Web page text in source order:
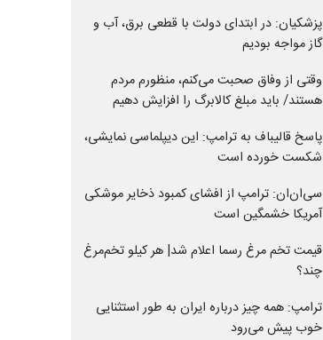
پزشکیان: در ابتدای دولت با قطعی برق، آب و
گاز مواجه بودیم
وقتی از وفاق صحبت می‌کنم، منظورم مردم
هستند/ باید مبلغ کالابرگ را افزایش دهیم
پاسخ قالیباف به ترامپ: این دیپلماسی نمایشی،
شکست خورده است
سی‌ان‌ان: ترامپ از افشای کمبود ذخایر موشکی
آمریکا خشمگین است
قیمت تخم مرغ رسما اعلام شد| هر کیلو تخم‌مرغ
چند؟
ترامپ: همه چیز درباره ایران به طور استثنایی
خوب پیش می‌رود